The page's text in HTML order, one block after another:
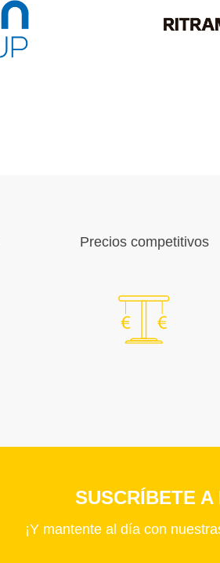
Precios competitivos
SUSCRÍBETE
¡Y mantente al día con